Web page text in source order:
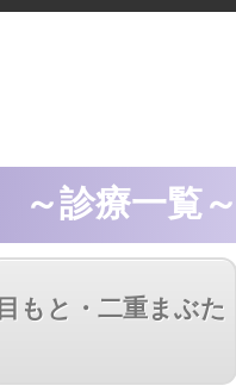
～診療一覧
目もと・二重まぶた